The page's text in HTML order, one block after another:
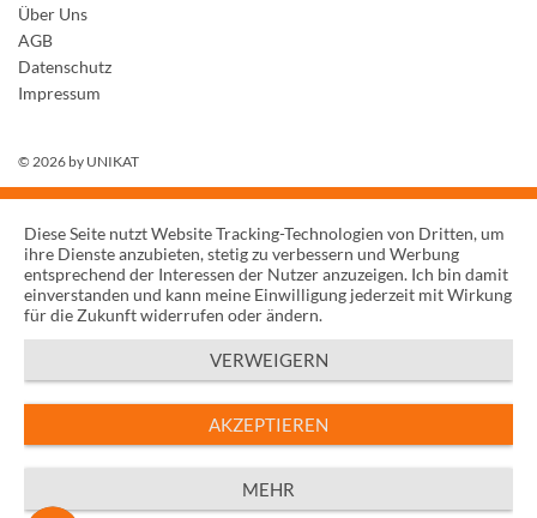
Über Uns
AGB
Datenschutz
Impressum
© 2026 by UNIKAT
Diese Seite nutzt Website Tracking-Technologien von Dritten, um
ihre Dienste anzubieten, stetig zu verbessern und Werbung
entsprechend der Interessen der Nutzer anzuzeigen. Ich bin damit
einverstanden und kann meine Einwilligung jederzeit mit Wirkung
für die Zukunft widerrufen oder ändern.
VERWEIGERN
AKZEPTIEREN
MEHR